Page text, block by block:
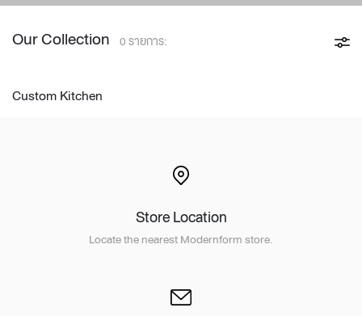
Our Collection 0 รายการ:
Custom Kitchen
Store Location
Locate the nearest Modernform store.